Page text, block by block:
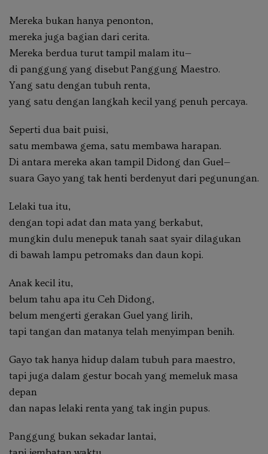
Mereka bukan hanya penonton,
mereka juga bagian dari cerita.
Mereka berdua turut tampil malam itu—
di panggung yang disebut Panggung Maestro.
Yang satu dengan tubuh renta,
yang satu dengan langkah kecil yang penuh percaya.
Seperti dua bait puisi,
satu membawa gema, satu membawa harapan.
Di antara mereka akan tampil Didong dan Guel—
suara Gayo yang tak henti berdenyut dari pegunungan.
Lelaki tua itu,
dengan topi adat dan mata yang berkabut,
mungkin dulu menepuk tanah saat syair dilagukan
di bawah lampu petromaks dan daun kopi.
Anak kecil itu,
belum tahu apa itu Ceh Didong,
belum mengerti gerakan Guel yang lirih,
tapi tangan dan matanya telah menyimpan benih.
Gayo tak hanya hidup dalam tubuh para maestro,
tapi juga dalam gestur bocah yang memeluk masa
depan
dan napas lelaki renta yang tak ingin pupus.
Panggung bukan sekadar lantai,